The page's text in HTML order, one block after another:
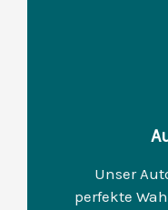
Unser
perfekte